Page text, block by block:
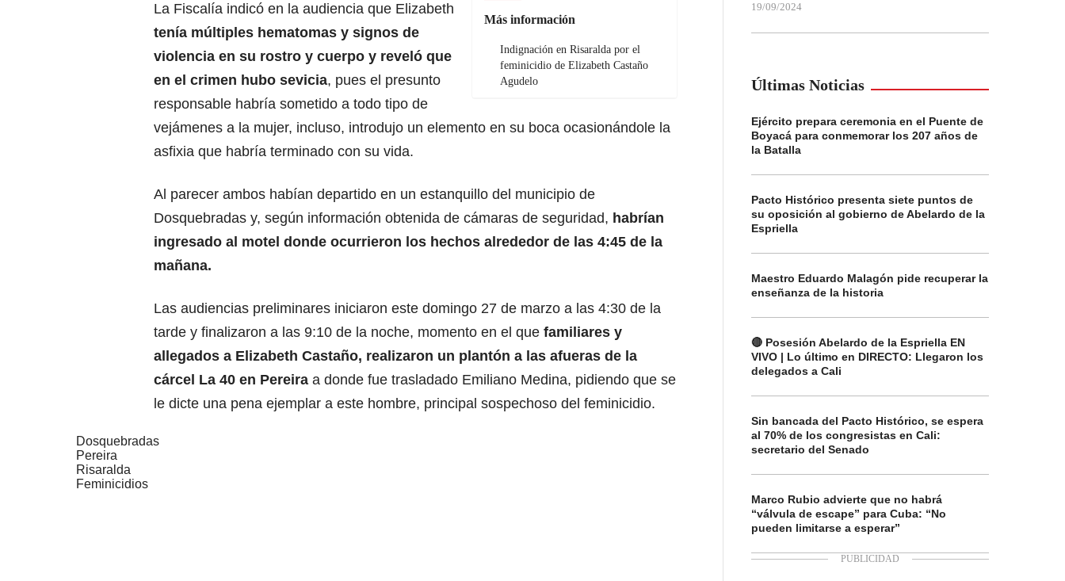
Más información
Indignación en Risaralda por el
feminicidio de Elizabeth Castaño
Agudelo
La Fiscalía indicó en la audiencia que Elizabeth
tenía múltiples hematomas y signos de
violencia en su rostro y cuerpo y reveló que
en el crimen hubo sevicia, pues el presunto
responsable habría sometido a todo tipo de
vejámenes a la mujer, incluso, introdujo un elemento en su boca ocasionándole la
asfixia que habría terminado con su vida.
Al parecer ambos habían departido en un estanquillo del municipio de
Dosquebradas y, según información obtenida de cámaras de seguridad, habrían
ingresado al motel donde ocurrieron los hechos alrededor de las 4:45 de la
mañana.
Las audiencias preliminares iniciaron este domingo 27 de marzo a las 4:30 de la
tarde y finalizaron a las 9:10 de la noche, momento en el que familiares y
allegados a Elizabeth Castaño, realizaron un plantón a las afueras de la
cárcel La 40 en Pereira a donde fue trasladado Emiliano Medina, pidiendo que se
le dicte una pena ejemplar a este hombre, principal sospechoso del feminicidio.
Dosquebradas
Pereira
Risaralda
Feminicidios
19/09/2024
Últimas Noticias
Ejército prepara ceremonia en el Puente de
Boyacá para conmemorar los 207 años de
la Batalla
Pacto Histórico presenta siete puntos de
su oposición al gobierno de Abelardo de la
Espriella
Maestro Eduardo Malagón pide recuperar la
enseñanza de la historia
🔴 Posesión Abelardo de la Espriella EN
VIVO | Lo último en DIRECTO: Llegaron los
delegados a Cali
Sin bancada del Pacto Histórico, se espera
al 70% de los congresistas en Cali:
secretario del Senado
Marco Rubio advierte que no habrá
“válvula de escape” para Cuba: “No
pueden limitarse a esperar”